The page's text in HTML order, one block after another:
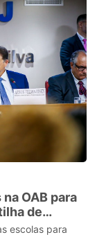
OAB para
de
escolas para